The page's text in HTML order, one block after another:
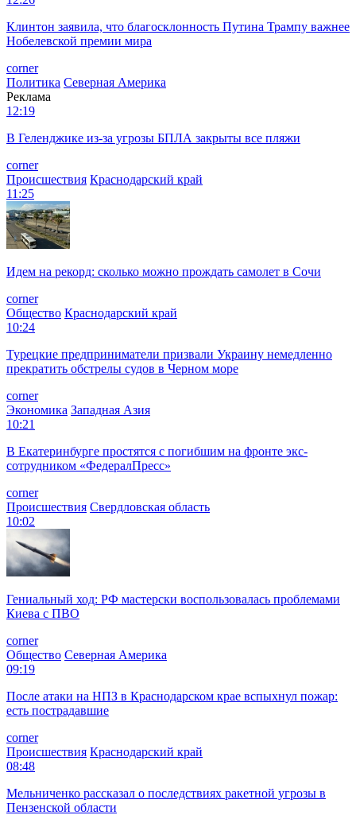
Клинтон заявила, что благосклонность Путина Трампу важнее
Нобелевской премии мира
corner
Политика Северная Америка
Реклама
12:19
В Геленджике из-за угрозы БПЛА закрыты все пляжи
corner
Происшествия Краснодарский край
11:25
Идем на рекорд: сколько можно прождать самолет в Сочи
corner
Общество Краснодарский край
10:24
Турецкие предприниматели призвали Украину немедленно
прекратить обстрелы судов в Черном море
corner
Экономика Западная Азия
10:21
В Екатеринбурге простятся с погибшим на фронте экс-
сотрудником «ФедералПресс»
corner
Происшествия Свердловская область
10:02
Гениальный ход: РФ мастерски воспользовалась проблемами
Киева с ПВО
corner
Общество Северная Америка
09:19
После атаки на НПЗ в Краснодарском крае вспыхнул пожар:
есть пострадавшие
corner
Происшествия Краснодарский край
08:48
Мельниченко рассказал о последствиях ракетной угрозы в
Пензенской области